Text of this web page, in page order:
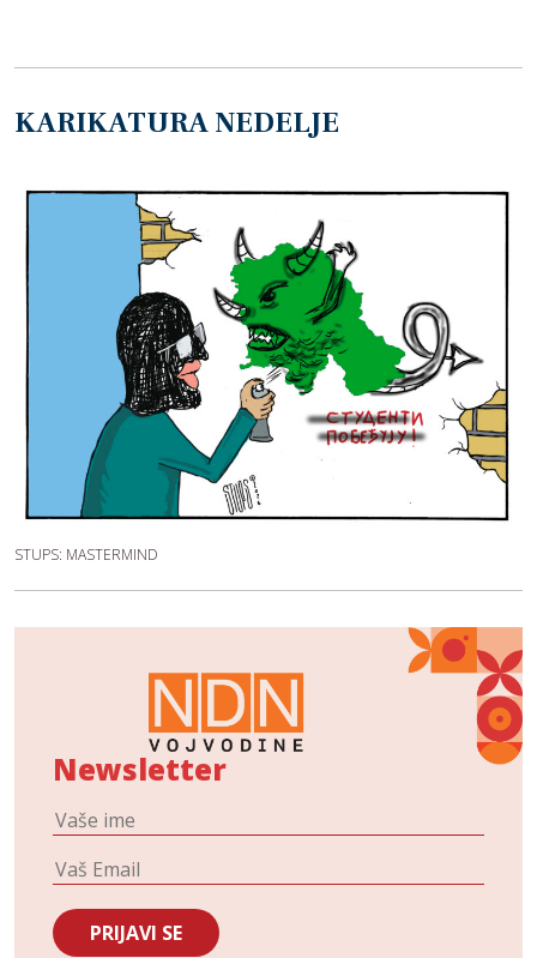
KARIKATURA NEDELJE
STUPS: MASTERMIND
Newsletter